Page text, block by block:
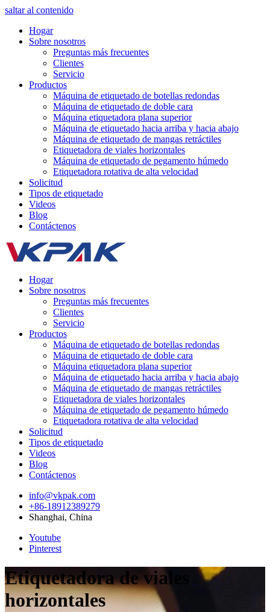
saltar al contenido
Hogar
Sobre nosotros
Preguntas más frecuentes
Clientes
Servicio
Productos
Máquina de etiquetado de botellas redondas
Máquina de etiquetado de doble cara
Máquina etiquetadora plana superior
Máquina de etiquetado hacia arriba y hacia abajo
Máquina de etiquetado de mangas retráctiles
Etiquetadora de viales horizontales
Máquina de etiquetado de pegamento húmedo
Etiquetadora rotativa de alta velocidad
Solicitud
Tipos de etiquetado
Videos
Blog
Contáctenos
Hogar
Sobre nosotros
Preguntas más frecuentes
Clientes
Servicio
Productos
Máquina de etiquetado de botellas redondas
Máquina de etiquetado de doble cara
Máquina etiquetadora plana superior
Máquina de etiquetado hacia arriba y hacia abajo
Máquina de etiquetado de mangas retráctiles
Etiquetadora de viales horizontales
Máquina de etiquetado de pegamento húmedo
Etiquetadora rotativa de alta velocidad
Solicitud
Tipos de etiquetado
Videos
Blog
Contáctenos
info@vkpak.com
+86-18912389279
Shanghai, China
Youtube
Pinterest
Etiquetadora de viales
horizontales